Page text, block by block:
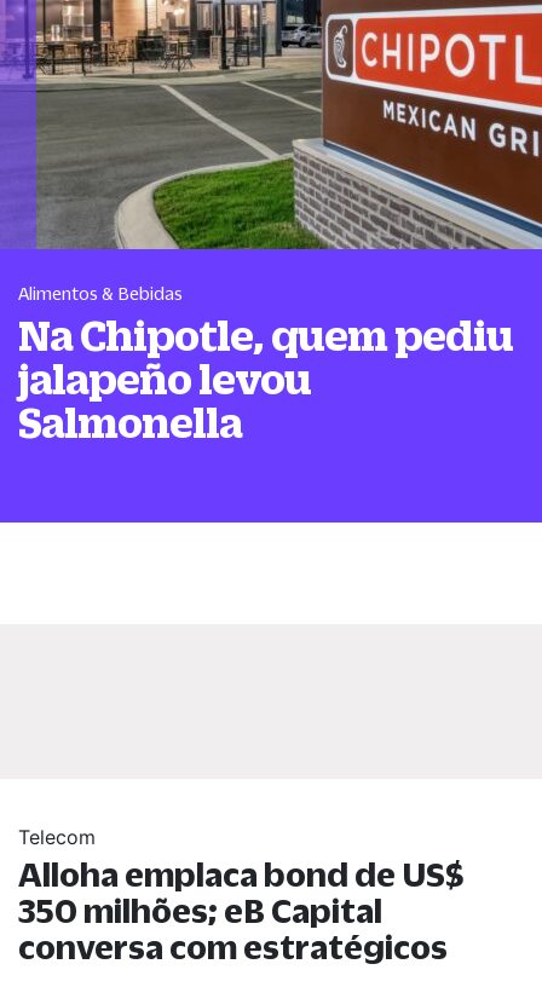
Alimentos & Bebidas
Na Chipotle, quem pediu
jalapeño levou
Salmonella
Telecom
Alloha emplaca bond de US$
350 milhões; eB Capital
conversa com estratégicos